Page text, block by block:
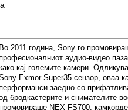
Во 2011 година, Sony го
аудио-видео
кај големите камери.
Exmor Super35 сензор, оваа
заедно со
бродкастерите и снимателите
NEX-FS700,